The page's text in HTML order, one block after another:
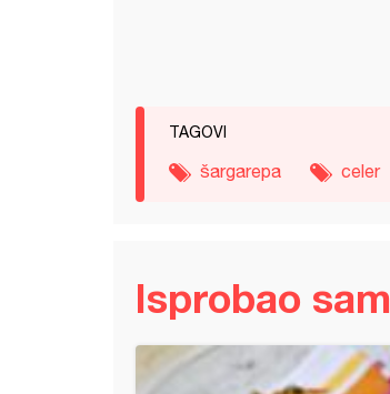
TAGOVI
šargarepa celer
Isprobao sam
karfiol u kremastom sosu